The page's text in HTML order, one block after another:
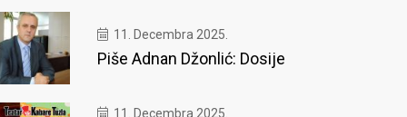
11. Decembra 2025.
Piše Adnan Džonlić: Dosije
11. Decembra 2025.